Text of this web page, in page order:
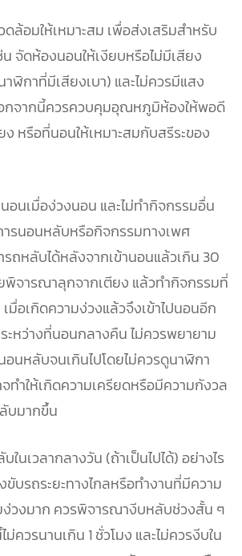
ล้อมให้เหมาะสม เพื่อส่งเสริมสำหรับ
จัดห้องนอนให้เงียบหรือไม่มีเสียง
ฬิกาที่มีเสียงเบา) และไม่ควรมีแสง
กจากนี้ควรควบคุมอุณหภูมิห้องให้พอดี
ง หรือที่นอนให้เหมาะสมกับสรีระของ
อนเมื่อง่วงนอน และไม่ทำกิจกรรมอื่น
รนอนหลับหรือกิจกรรมทางเพศ
ถหลับได้หลังจากเข้านอนแล้วเกิน 30
พิจารณาลุกจากเตียง แล้วทำกิจกรรมที่
มื่อเกิดความง่วงแล้วจึงเข้าไปนอนอีก
หว่างที่นอนกลางคืน ไม่ควรพยายาม
นหลับจนเกินไปโดยไม่ควรดูนาฬิกา
ทำให้เกิดความเครียดหรือมีความกังวล
บมากขึ้น
ในเวลากลางวัน (ถ้าเป็นไปได้) อย่างไร
บรถระยะทางไกลหรือทำงานที่มีความ
ง่วงมาก ควรพิจารณางีบหลับช่วงสั้น ๆ
ควรนานเกิน 1 ชั่วโมง และไม่ควรงีบใน